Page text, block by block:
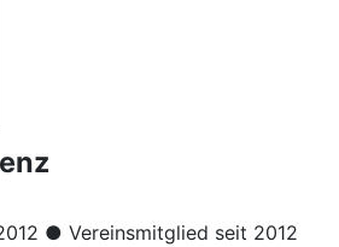
● Vereinsmitglied seit 2012